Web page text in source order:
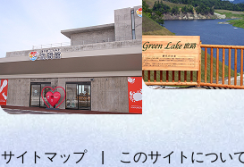
サイトマップ このサイトについ